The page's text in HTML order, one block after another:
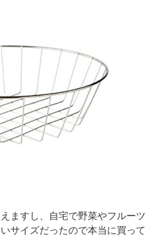
ますし、自宅で野菜やフルーツ
サイズだったので本当に買って